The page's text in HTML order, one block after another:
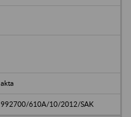
akta
992700/610A/10/2012/SAK